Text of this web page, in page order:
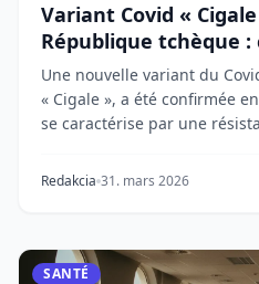
Variant Covid «
République tchèque
Une nouvelle variant du
« Cigale », a été confirmée
se caractérise par une
Redakcia 31. mars 2026
SANTÉ